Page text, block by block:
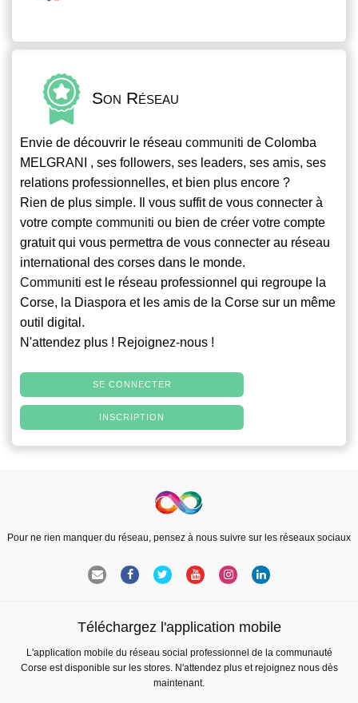
Son Réseau
Envie de découvrir le réseau communiti de Colomba
MELGRANI , ses followers, ses leaders, ses amis, ses
relations professionnelles, et bien plus encore ?
Rien de plus simple. Il vous suffit de vous connecter à
votre compte communiti ou bien de créer votre compte
gratuit qui vous permettra de vous connecter au réseau
international des corses dans le monde.
Communiti est le réseau professionnel qui regroupe la
Corse, la Diaspora et les amis de la Corse sur un même
outil digital.
N'attendez plus ! Rejoignez-nous !
SE CONNECTER
INSCRIPTION
Pour ne rien manquer du réseau, pensez à nous suivre sur les réseaux sociaux
Téléchargez l'application mobile
L'application mobile du réseau social professionnel de la communauté
Corse est disponible sur les stores. N'attendez plus et rejoignez nous dès
maintenant.